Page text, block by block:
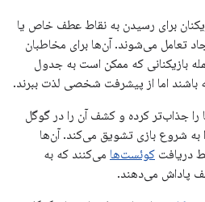
برای رسیدن به نقاط عطف خاص یا
تعامل می‌شوند. آن‌ها برای مخاطبان
بازیکنانی که ممکن است به جدول
باشند اما از پیشرفت شخصی لذت ببرند.
را جذاب‌تر کرده و کشف آن را در گوگل
به شروع بازی تشویق می‌کند. آن‌ها
دریافت کوئست‌ها می‌کنند که به
پاداش می‌دهند.